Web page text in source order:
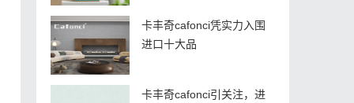
卡丰奇cafonci凭实力入围
进口十大品
卡丰奇cafonci引关注，进